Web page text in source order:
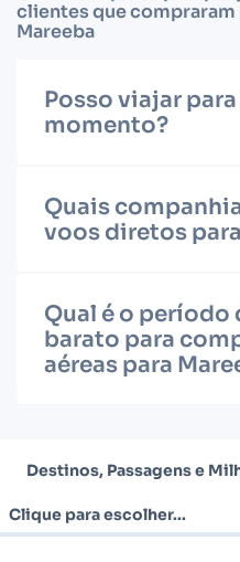
clientes que compraram
Mareeba
Posso viajar
momento?
Quais
voos diretos
Qual é o período
barato para
aéreas para
Destinos, Passagens e
Clique para escolher...